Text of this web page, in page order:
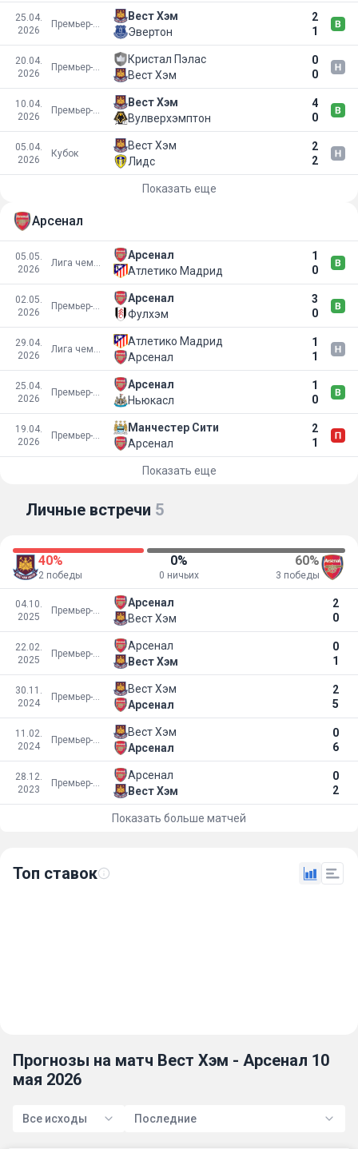
25.04.
2026
Вест Хэм
2
1
Эвертон
20.04.
2026
Кристал Пэлас
0
0
Вест Хэм
10.04.
2026
Вест Хэм
4
0
Вулверхэмптон
05.04.
2026
Кубок
Вест Хэм
2
2
Лидс
Показать еще
Арсенал
05.05.
2026
Арсенал
1
0
Атлетико Мадрид
02.05.
2026
Арсенал
3
0
Фулхэм
29.04.
2026
Атлетико Мадрид
1
1
Арсенал
25.04.
2026
Арсенал
1
0
Ньюкасл
19.04.
2026
Манчестер Сити
2
1
Арсенал
Показать еще
Личные встречи 5
40%
2 победы
0%
0 ничьих
60%
3 победы
04.10.
2025
Арсенал
2
0
Вест Хэм
22.02.
2025
Арсенал
0
1
Вест Хэм
30.11.
2024
Вест Хэм
2
5
Арсенал
11.02.
2024
Вест Хэм
0
6
Арсенал
28.12.
2023
Арсенал
0
2
Вест Хэм
Показать больше матчей
Топ ставок
Прогнозы на матч Вест Хэм - Арсенал 10
мая 2026
Все исходы Последние